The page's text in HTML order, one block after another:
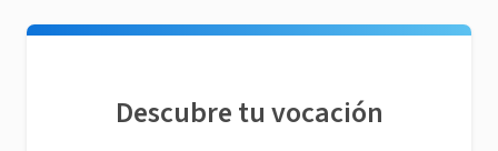
Descubre tu vocación